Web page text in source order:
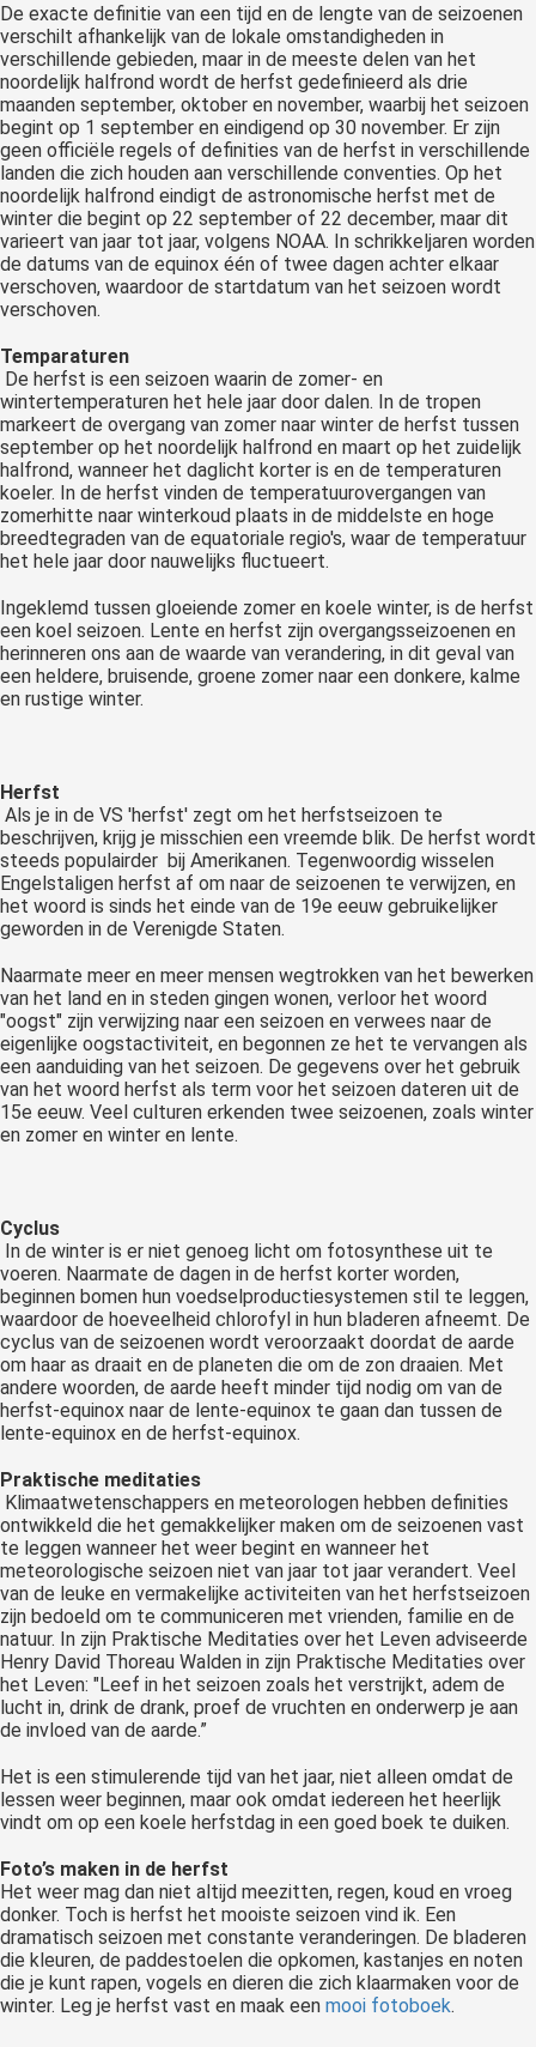
De exacte definitie van een tijd en de lengte van de seizoenen
verschilt afhankelijk van de lokale omstandigheden in
verschillende gebieden, maar in de meeste delen van het
noordelijk halfrond wordt de herfst gedefinieerd als drie
maanden september, oktober en november, waarbij het seizoen
begint op 1 september en eindigend op 30 november. Er zijn
geen officiële regels of definities van de herfst in verschillende
landen die zich houden aan verschillende conventies. Op het
noordelijk halfrond eindigt de astronomische herfst met de
winter die begint op 22 september of 22 december, maar dit
varieert van jaar tot jaar, volgens NOAA. In schrikkeljaren worden
de datums van de equinox één of twee dagen achter elkaar
verschoven, waardoor de startdatum van het seizoen wordt
verschoven.
Temparaturen
De herfst is een seizoen waarin de zomer- en
wintertemperaturen het hele jaar door dalen. In de tropen
markeert de overgang van zomer naar winter de herfst tussen
september op het noordelijk halfrond en maart op het zuidelijk
halfrond, wanneer het daglicht korter is en de temperaturen
koeler. In de herfst vinden de temperatuurovergangen van
zomerhitte naar winterkoud plaats in de middelste en hoge
breedtegraden van de equatoriale regio's, waar de temperatuur
het hele jaar door nauwelijks fluctueert.
Ingeklemd tussen gloeiende zomer en koele winter, is de herfst
een koel seizoen. Lente en herfst zijn overgangsseizoenen en
herinneren ons aan de waarde van verandering, in dit geval van
een heldere, bruisende, groene zomer naar een donkere, kalme
en rustige winter.
Herfst
Als je in de VS 'herfst' zegt om het herfstseizoen te
beschrijven, krijg je misschien een vreemde blik. De herfst wordt
steeds populairder bij Amerikanen. Tegenwoordig wisselen
Engelstaligen herfst af om naar de seizoenen te verwijzen, en
het woord is sinds het einde van de 19e eeuw gebruikelijker
geworden in de Verenigde Staten.
Naarmate meer en meer mensen wegtrokken van het bewerken
van het land en in steden gingen wonen, verloor het woord
"oogst" zijn verwijzing naar een seizoen en verwees naar de
eigenlijke oogstactiviteit, en begonnen ze het te vervangen als
een aanduiding van het seizoen. De gegevens over het gebruik
van het woord herfst als term voor het seizoen dateren uit de
15e eeuw. Veel culturen erkenden twee seizoenen, zoals winter
en zomer en winter en lente.
Cyclus
In de winter is er niet genoeg licht om fotosynthese uit te
voeren. Naarmate de dagen in de herfst korter worden,
beginnen bomen hun voedselproductiesystemen stil te leggen,
waardoor de hoeveelheid chlorofyl in hun bladeren afneemt. De
cyclus van de seizoenen wordt veroorzaakt doordat de aarde
om haar as draait en de planeten die om de zon draaien. Met
andere woorden, de aarde heeft minder tijd nodig om van de
herfst-equinox naar de lente-equinox te gaan dan tussen de
lente-equinox en de herfst-equinox.
Praktische meditaties
Klimaatwetenschappers en meteorologen hebben definities
ontwikkeld die het gemakkelijker maken om de seizoenen vast
te leggen wanneer het weer begint en wanneer het
meteorologische seizoen niet van jaar tot jaar verandert. Veel
van de leuke en vermakelijke activiteiten van het herfstseizoen
zijn bedoeld om te communiceren met vrienden, familie en de
natuur. In zijn Praktische Meditaties over het Leven adviseerde
Henry David Thoreau Walden in zijn Praktische Meditaties over
het Leven: "Leef in het seizoen zoals het verstrijkt, adem de
lucht in, drink de drank, proef de vruchten en onderwerp je aan
de invloed van de aarde.”
Het is een stimulerende tijd van het jaar, niet alleen omdat de
lessen weer beginnen, maar ook omdat iedereen het heerlijk
vindt om op een koele herfstdag in een goed boek te duiken.
Foto’s maken in de herfst
Het weer mag dan niet altijd meezitten, regen, koud en vroeg
donker. Toch is herfst het mooiste seizoen vind ik. Een
dramatisch seizoen met constante veranderingen. De bladeren
die kleuren, de paddestoelen die opkomen, kastanjes en noten
die je kunt rapen, vogels en dieren die zich klaarmaken voor de
winter. Leg je herfst vast en maak een mooi fotoboek.